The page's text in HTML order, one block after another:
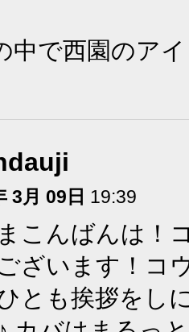
中で西園のア
3月 09日 19:39
こんばんは！
ざいます！コ
とも挨拶をし